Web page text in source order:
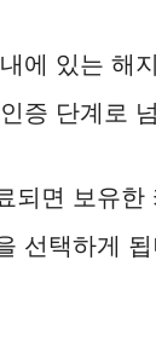
에 있는 해
증 단계로
되면 보유한
선택하게